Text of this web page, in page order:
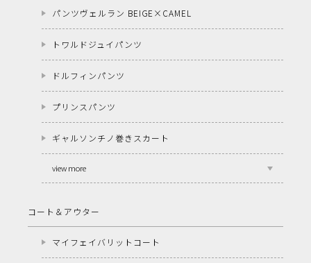
パンツヴェルラン BEIGE×CAMEL
トワルドジュイパンツ
ドルフィンパンツ
プリンスパンツ
ギャルソンチノ巻きスカート
view more
コート＆アウター
マイフェイバリットコート